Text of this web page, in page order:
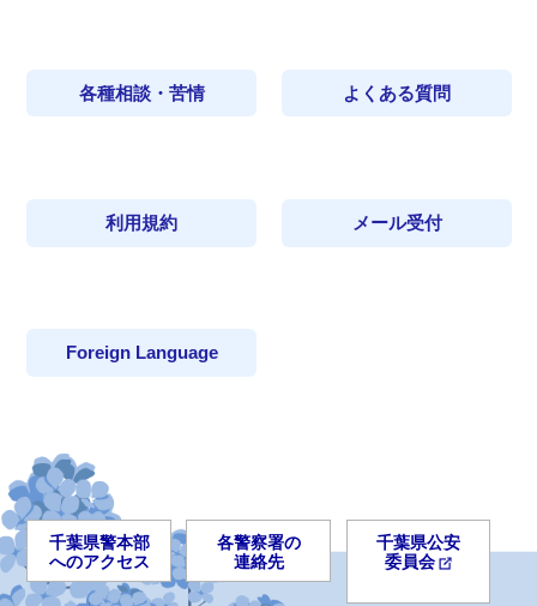
各種相談・苦情 よくある質問
利用規約 メール受付
Foreign Language
千葉県警本部
へのアクセス
各警察署の
連絡先
千葉県公安
委員会